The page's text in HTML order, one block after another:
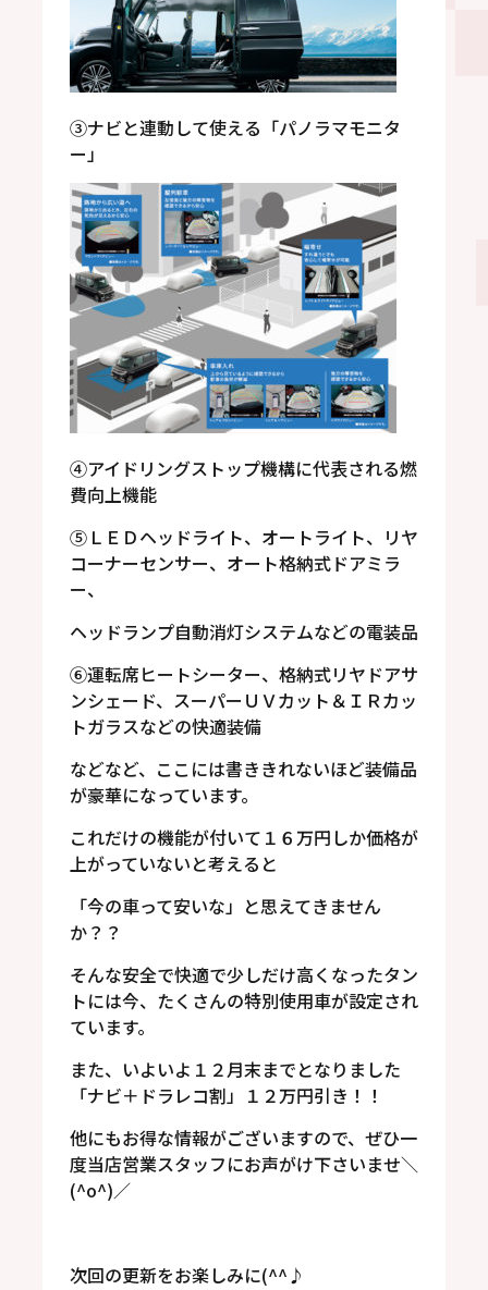
③ナビと連動して使える「パノラマモニタ
ー」
④アイドリングストップ機構に代表される燃
費向上機能
⑤ＬＥＤヘッドライト、オートライト、リヤ
コーナーセンサー、オート格納式ドアミラ
ー、
ヘッドランプ自動消灯システムなどの電装品
⑥運転席ヒートシーター、格納式リヤドアサ
ンシェード、スーパーＵＶカット＆ＩＲカッ
トガラスなどの快適装備
などなど、ここには書ききれないほど装備品
が豪華になっています。
これだけの機能が付いて１６万円しか価格が
上がっていないと考えると
「今の車って安いな」と思えてきません
か？？
そんな安全で快適で少しだけ高くなったタン
トには今、たくさんの特別使用車が設定され
ています。
また、いよいよ１２月末までとなりました
「ナビ＋ドラレコ割」１２万円引き！！
他にもお得な情報がございますので、ぜひ一
度当店営業スタッフにお声がけ下さいませ＼
(^o^)／
次回の更新をお楽しみに(^^♪